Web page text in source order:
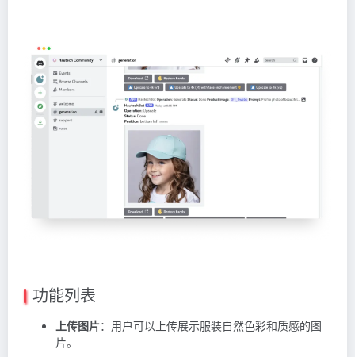
功能列表
上传图片：用户可以上传展示服装自然色彩和质感的图
片。